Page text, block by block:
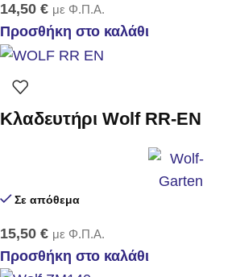
14,50 € με Φ.Π.Α.
Προσθήκη στο καλάθι
Κλαδευτήρι Wolf RR-EN
Σε απόθεμα
15,50 € με Φ.Π.Α.
Προσθήκη στο καλάθι